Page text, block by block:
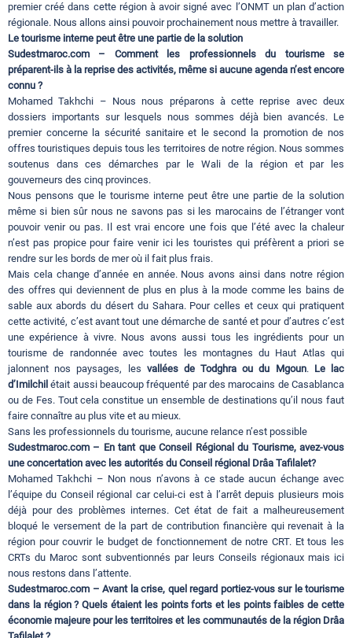
premier créé dans cette région à avoir signé avec l’ONMT un plan d’action
régionale. Nous allons ainsi pouvoir prochainement nous mettre à travailler.
Le tourisme interne peut être une partie de la solution
Sudestmaroc.com – Comment les professionnels du tourisme se
préparent-ils à la reprise des activités, même si aucune agenda n’est encore
connu ?
Mohamed Takhchi – Nous nous préparons à cette reprise avec deux
dossiers importants sur lesquels nous sommes déjà bien avancés. Le
premier concerne la sécurité sanitaire et le second la promotion de nos
offres touristiques depuis tous les territoires de notre région. Nous sommes
soutenus dans ces démarches par le Wali de la région et par les
gouverneurs des cinq provinces.
Nous pensons que le tourisme interne peut être une partie de la solution
même si bien sûr nous ne savons pas si les marocains de l’étranger vont
pouvoir venir ou pas. Il est vrai encore une fois que l’été avec la chaleur
n’est pas propice pour faire venir ici les touristes qui préfèrent a priori se
rendre sur les bords de mer où il fait plus frais.
Mais cela change d’année en année. Nous avons ainsi dans notre région
des offres qui deviennent de plus en plus à la mode comme les bains de
sable aux abords du désert du Sahara. Pour celles et ceux qui pratiquent
cette activité, c’est avant tout une démarche de santé et pour d’autres c’est
une expérience à vivre. Nous avons aussi tous les ingrédients pour un
tourisme de randonnée avec toutes les montagnes du Haut Atlas qui
jalonnent nos paysages, les vallées de Todghra ou du Mgoun. Le lac
d’Imilchil était aussi beaucoup fréquenté par des marocains de Casablanca
ou de Fes. Tout cela constitue un ensemble de destinations qu’il nous faut
faire connaître au plus vite et au mieux.
Sans les professionnels du tourisme, aucune relance n’est possible
Sudestmaroc.com – En tant que Conseil Régional du Tourisme, avez-vous
une concertation avec les autorités du Conseil régional Drâa Tafilalet?
Mohamed Takhchi – Non nous n’avons à ce stade aucun échange avec
l’équipe du Conseil régional car celui-ci est à l’arrêt depuis plusieurs mois
déjà pour des problèmes internes. Cet état de fait a malheureusement
bloqué le versement de la part de contribution financière qui revenait à la
région pour couvrir le budget de fonctionnement de notre CRT. Et tous les
CRTs du Maroc sont subventionnés par leurs Conseils régionaux mais ici
nous restons dans l’attente.
Sudestmaroc.com – Avant la crise, quel regard portiez-vous sur le tourisme
dans la région ? Quels étaient les points forts et les points faibles de cette
économie majeure pour les territoires et les communautés de la région Drâa